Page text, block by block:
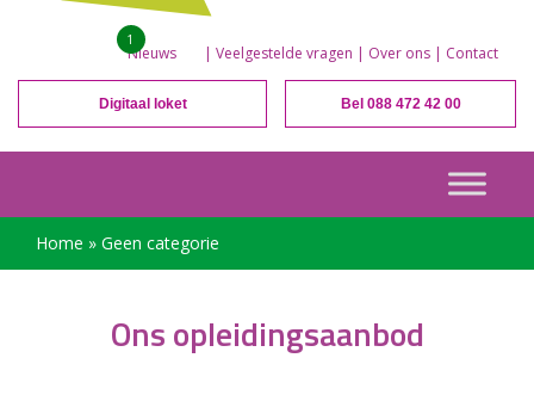
Nieuws
1
| Veelgestelde vragen | Over ons | Contact
Digitaal loket Bel 088 472 42 00
Home » Geen categorie
Ons opleidingsaanbod